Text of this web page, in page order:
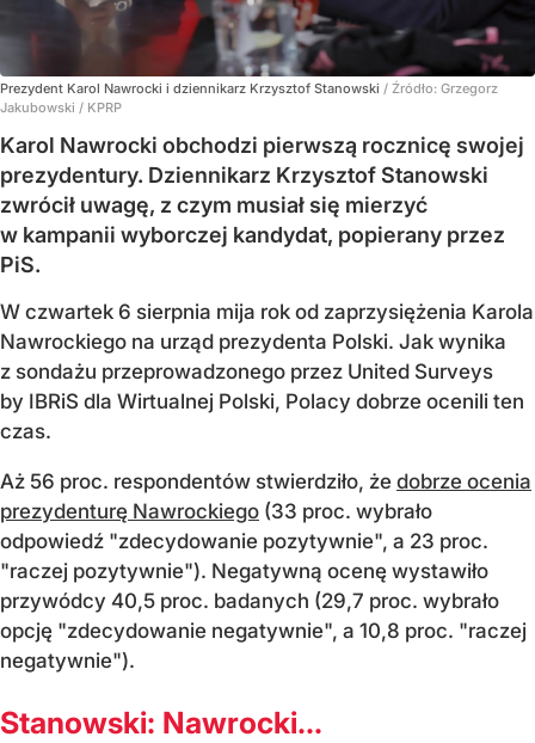
Prezydent Karol Nawrocki i dziennikarz Krzysztof Stanowski / Źródło: Grzegorz
Jakubowski / KPRP
Karol Nawrocki obchodzi pierwszą rocznicę swojej
prezydentury. Dziennikarz Krzysztof Stanowski
zwrócił uwagę, z czym musiał się mierzyć
w kampanii wyborczej kandydat, popierany przez
PiS.
W czwartek 6 sierpnia mija rok od zaprzysiężenia Karola
Nawrockiego na urząd prezydenta Polski. Jak wynika
z sondażu przeprowadzonego przez United Surveys
by IBRiS dla Wirtualnej Polski, Polacy dobrze ocenili ten
czas.
Aż 56 proc. respondentów stwierdziło, że dobrze ocenia
prezydenturę Nawrockiego (33 proc. wybrało
odpowiedź "zdecydowanie pozytywnie", a 23 proc.
"raczej pozytywnie"). Negatywną ocenę wystawiło
przywódcy 40,5 proc. badanych (29,7 proc. wybrało
opcję "zdecydowanie negatywnie", a 10,8 proc. "raczej
negatywnie").
Stanowski: Nawrocki...